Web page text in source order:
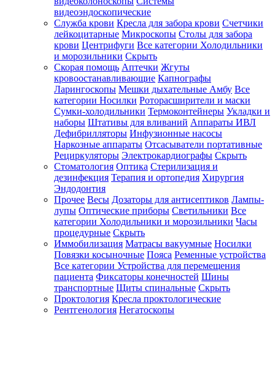
видеоэндоскопические
Служба крови Кресла для забора крови Счетчики
лейкоцитарные Микроскопы Столы для забора
крови Центрифуги Все категории Холодильники
и морозильники Скрыть
Скорая помощь Аптечки Жгуты
кровоостанавливающие Капнографы
Ларингоскопы Мешки дыхательные Амбу Все
категории Носилки Роторасширители и маски
Сумки-холодильники Термоконтейнеры Укладки и
наборы Штативы для вливаний Аппараты ИВЛ
Дефибрилляторы Инфузионные насосы
Наркозные аппараты Отсасыватели портативные
Рециркуляторы Электрокардиографы Скрыть
Стоматология Оптика Стерилизация и
дезинфекция Терапия и ортопедия Хирургия
Эндодонтия
Прочее Весы Дозаторы для антисептиков Лампы-
лупы Оптические приборы Светильники Все
категории Холодильники и морозильники Часы
процедурные Скрыть
Иммобилизация Матрасы вакуумные Носилки
Повязки косыночные Пояса Ременные устройства
Все категории Устройства для перемещения
пациента Фиксаторы конечностей Шины
транспортные Щиты спинальные Скрыть
Проктология Кресла проктологические
Рентгенология Негатоскопы